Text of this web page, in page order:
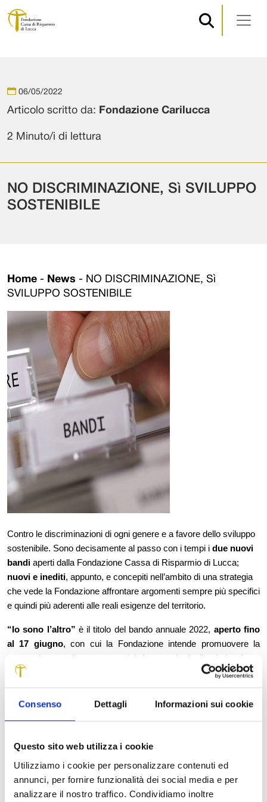
Consenso Dettagli Informazioni sui cookie
Questo sito web utilizza i cookie
Utilizziamo i cookie per personalizzare contenuti ed
annunci, per fornire funzionalità dei social media e per
analizzare il nostro traffico. Condividiamo inoltre
Navigazione principale
06/05/2022
Articolo scritto da: Fondazione Carilucca
2 Minuto/i di lettura
NO DISCRIMINAZIONE, Sì SVILUPPO
SOSTENIBILE
Home - News - NO DISCRIMINAZIONE, Sì
SVILUPPO SOSTENIBILE
Contro le discriminazioni di ogni genere e a favore dello sviluppo
sostenibile. Sono decisamente al passo con i tempi i due nuovi
bandi aperti dalla Fondazione Cassa di Risparmio di Lucca;
nuovi e inediti, appunto, e concepiti nell’ambito di una strategia
che vede la Fondazione affrontare argomenti sempre più specifici
e quindi più aderenti alle reali esigenze del territorio.
“Io sono l’altro” è il titolo del bando annuale 2022, aperto fino
al 17 giugno, con cui la Fondazione intende promuovere la
prevenzione e il contrasto dei fenomeni di discriminazione,
intolleranza e violenza, sostenendo, con un budget complessivo
di200 mila euro, la realizzazione di progetti in ambito sociale,
artistico/culturale e sportivo, finalizzati al contrasto di ogni forma
volte a prevederne l’insorgere prima che assumano le forme più
una società in continua mutazione dove l’inclusione e la solidità
del tessuto sociale sono un bene prezioso da difendere e